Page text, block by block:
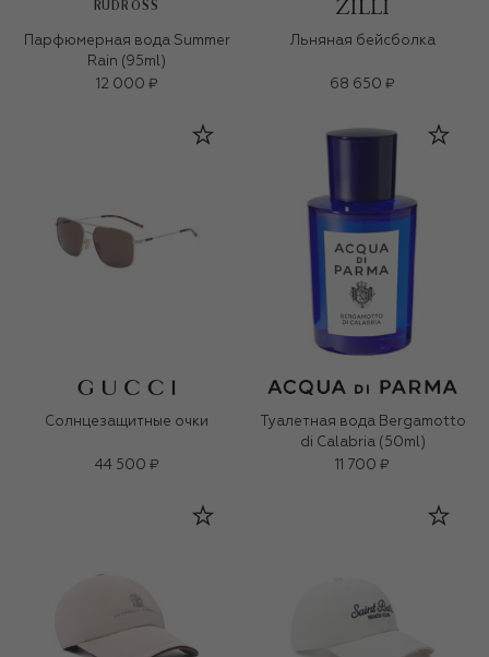
RUDROSS
Парфюмерная вода Summer
Rain (95ml)
12 000 ₽
Льняная бейсболка
68 650 ₽
Солнцезащитные очки
44 500 ₽
Туалетная вода Bergamotto
di Calabria (50ml)
11 700 ₽